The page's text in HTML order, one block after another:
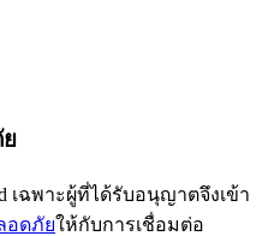
เฉพาะผู้ที่ได้รับอนุญาตจึงเข้า
อดภัยให้กับการเชื่อมต่อ